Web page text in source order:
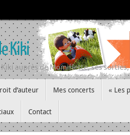
Kiki
Kiki auprès de Momiflette, ses
d’auteur Mes concerts « Les
Contact